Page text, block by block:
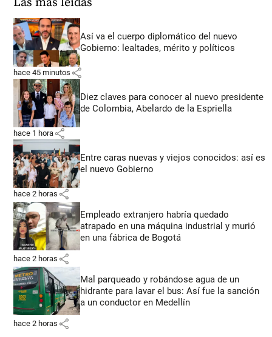
Así va el cuerpo diplomático del nuevo
Gobierno: lealtades, mérito y políticos
hace 45 minutos share
Diez claves para conocer al nuevo presidente
de Colombia, Abelardo de la Espriella
hace 1 hora share
Entre caras nuevas y viejos conocidos: así es
el nuevo Gobierno
hace 2 horas share
Empleado extranjero habría quedado
atrapado en una máquina industrial y murió
en una fábrica de Bogotá
hace 2 horas share
Mal parqueado y robándose agua de un
hidrante para lavar el bus: Así fue la sanción
a un conductor en Medellín
hace 2 horas share